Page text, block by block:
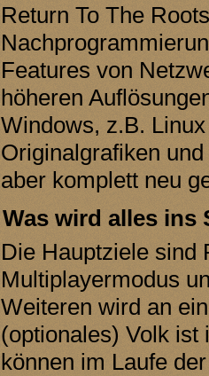
Return To The
Features von
höheren
Windows, z.B.
Originalgrafiken
aber komplett neu
Was wird alles ins
Die Hauptziele sind
Multiplayermodus
Weiteren wird an
(optionales) Volk ist
können im Laufe